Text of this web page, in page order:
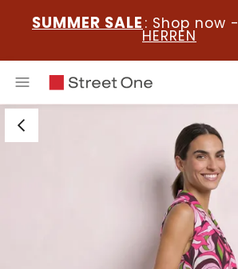
SUMMER SALE : Shop now -
HERREN